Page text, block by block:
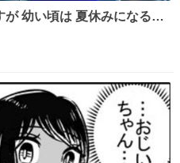
した 母の実家へ 1
出の風景… ありますか？